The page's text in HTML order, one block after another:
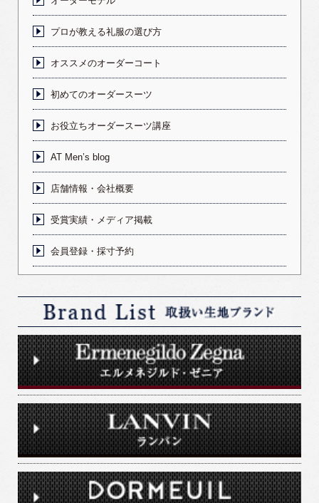
プロが教える礼服の選び方
オススメのオーダーコート
初めてのオーダースーツ
お役立ちオーダースーツ講座
AT Men’s blog
店舗情報・会社概要
受賞実績・メディア掲載
会員登録・採寸予約